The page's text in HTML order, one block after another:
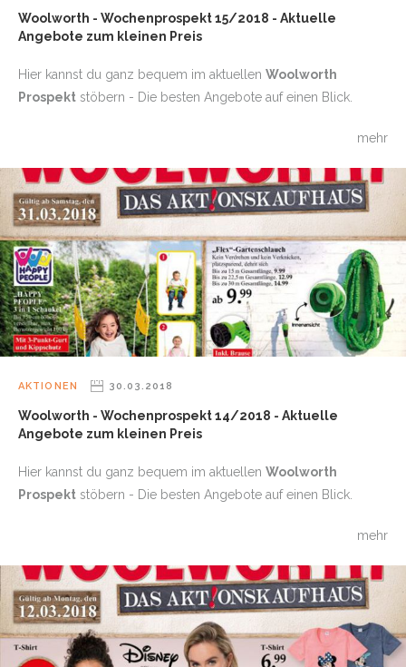
Woolworth - Wochenprospekt 15/2018 - Aktuelle
Angebote zum kleinen Preis
Hier kannst du ganz bequem im aktuellen Woolworth
Prospekt stöbern - Die besten Angebote auf einen Blick.
mehr
AKTIONEN 30.03.2018
Woolworth - Wochenprospekt 14/2018 - Aktuelle
Angebote zum kleinen Preis
Hier kannst du ganz bequem im aktuellen Woolworth
Prospekt stöbern - Die besten Angebote auf einen Blick.
mehr